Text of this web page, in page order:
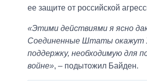
ее защите от российской
«Этими действиями я ясно
Соединенные Штаты окажут
поддержку, необходимую для
войне», – подытожил Байден.